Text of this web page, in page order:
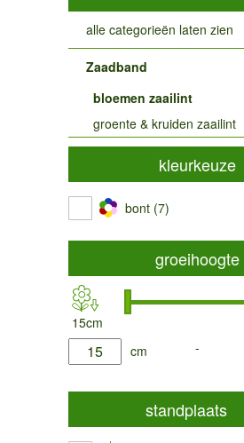
alle categorieën laten zien
Zaadband
bloemen zaailint
groente & kruiden zaailint
kleurkeuze
bont (7)
groeihoogte
15cm
cm -
standplaats